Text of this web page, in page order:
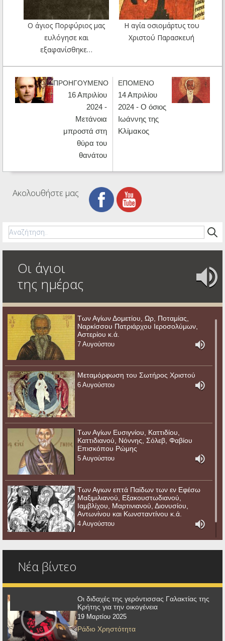
Ο άγιος Πορφύριος μας
ευλόγησε και
εξαφανίσθηκε…
Η αγία οσιομάρτυς του
Χριστού Παρασκευή
ΠΡΟΗΓΟΥΜΕΝΟ
16 Απριλίου
2024 -
Μετάνοια
μπροστά στη
θύρα του
θανάτου
ΕΠΟΜΕΝΟ
14 Απριλίου
2024 - Ο όσιος
Ιωάννης της
Κλίμακος
Ακολουθήστε μας
Οι άγιοι
της ημέρας
Των Αγίων Δομετίου, Ωρ, Ποταμίας,
Ναρκίσσου Πατριάρχου Ιεροσολύμων,
Αστερίου κ.ά.
7 Αυγούστου
Μεταμόρφωση του Σωτήρος Χριστού
6 Αυγούστου
Των Αγίων Ευσιγνίου, Καττιδίου,
Καττιδιανού, Νόννης, Σόλεβ, Φαβίου
Επισκόπου Ρώμης
5 Αυγούστου
Των Αγιων επτά Παίδων των εν Εφέσω
Μαξιμιλιανού, Εξακουστωδιανού,
Ιαμβλίχου, Μαρτινιανού, Διονυσίου,
Αντωνίνου και Κωνσταντίνου κ.ά.
4 Αυγούστου
Νέα βίντεο
Οι διδαχές της γερόντισσας Γαλακτίας της
Κρήτης για την οικογένεια
19 Μαρτίου 2025
Ράδιο Χρηστότητα